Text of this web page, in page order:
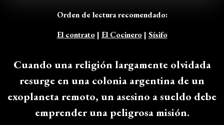
Orden de lectura recomendado:
El contrato| El Cocinero| Sísifo
Cuando una religión largamente olvidada
resurge en una colonia argentina de un
exoplaneta remoto, un asesino a sueldo debe
emprender una peligrosa misión.